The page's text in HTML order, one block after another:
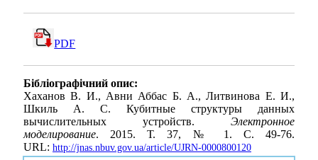
PDF
Бібліографічний опис:
Хаханов В. И., Авни Аббас Б. А., Литвинова Е. И.,
Шкиль А. С. Кубитные структуры данных
вычислительных устройств. Электронное
моделирование. 2015. Т. 37, № 1. С. 49-76.
URL: http://jnas.nbuv.gov.ua/article/UJRN-0000800120